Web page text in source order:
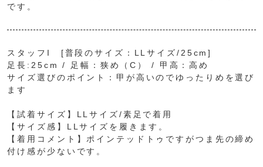
です。
スタッフI [普段のサイズ：LLサイズ/25cm]
足長:25cm / 足幅：狭め（C） / 甲高：高め
サイズ選びのポイント：甲が高いのでゆったりめを選び
ます
【試着サイズ】LLサイズ/素足で着用
【サイズ感】LLサイズを履きます。
【着用コメント】ポインテッドトゥですがつま先の締め
付け感が少ないです。